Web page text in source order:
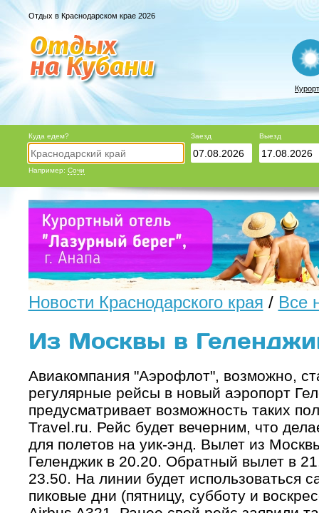
Отдых в Краснодарском крае 2026
Куда едем?
Например: Сочи
Заезд Выезд
Новости Краснодарского края / Все
Из Москвы в
Авиакомпания "Аэрофлот", возможно,
регулярные рейсы в новый аэропорт
предусматривает возможность таких
Travel.ru. Рейс будет вечерним, что
для полетов на уик-энд. Вылет из
Геленджик в 20.20. Обратный вылет в
23.50. На линии будет использоваться
пиковые дни (пятницу, субботу и